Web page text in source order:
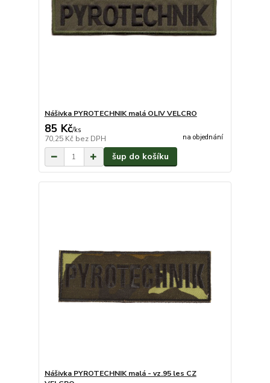
Nášivka PYROTECHNIK malá OLIV VELCRO
85 Kč/ks
70,25 Kč bez DPH na objednání
šup do košíku
Nášivka PYROTECHNIK malá - vz.95 les CZ